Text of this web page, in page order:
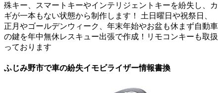
殊キー、スマートキーやインテリジェントキーを紛失し、カ
ギが一本もない状態から制作します！ 土日曜日や祝祭日、
正月やゴールデンウィーク、年末年始やお盆も休まず自動車
の鍵を年中無休レスキュー出張で作成！リモコンキーも取扱
っております
ふじみ野市で車の紛失イモビライザー情報書換